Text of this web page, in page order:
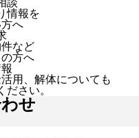
談
情報を
へ
など
方へ
用、解体についても
ださい。
せ